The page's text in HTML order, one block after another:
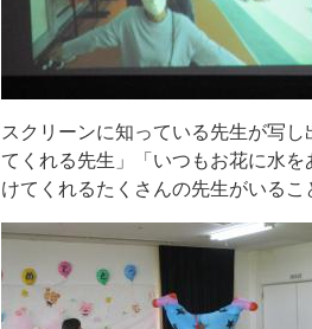
スクリーンに知っている先生が写
てくれる先生」「いつもお花に水
けてくれるたくさんの先生がいるこ